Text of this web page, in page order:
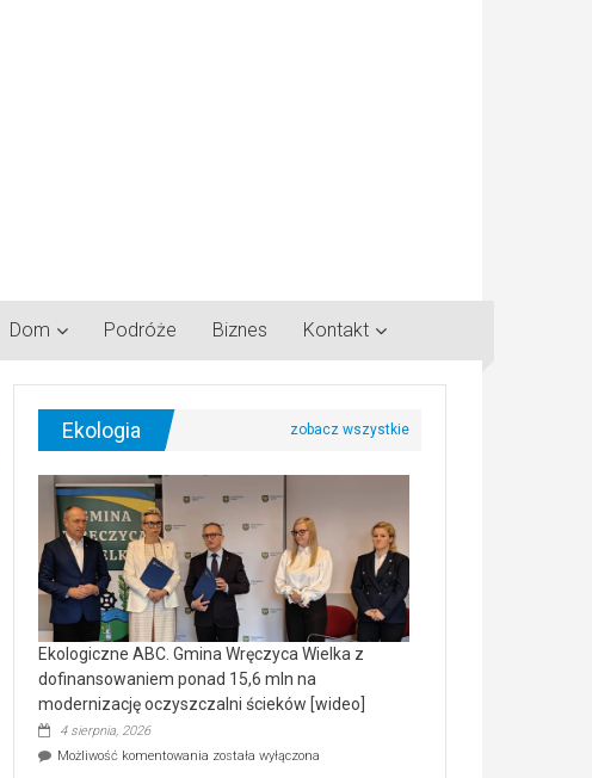
Dom Podróże Biznes Kontakt
Ekologia
Ekologiczne ABC. Gmina Wręczyca Wielka z
dofinansowaniem ponad 15,6 mln na
modernizację oczyszczalni ścieków [wideo]
4 sierpnia, 2026
Możliwość komentowania Ekologiczne
została wyłączona